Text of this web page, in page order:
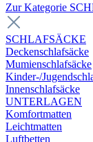
Zur Kategorie
SCHLAFSÄCKE
Deckenschlafsäcke
Mumienschlafsäcke
Kinder-/
Innenschlafsäcke
UNTERLAGEN
Komfortmatten
Leichtmatten
Luftbetten